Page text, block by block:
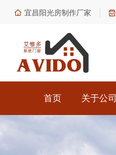
宜昌阳光房制作厂家
首页 关于公司